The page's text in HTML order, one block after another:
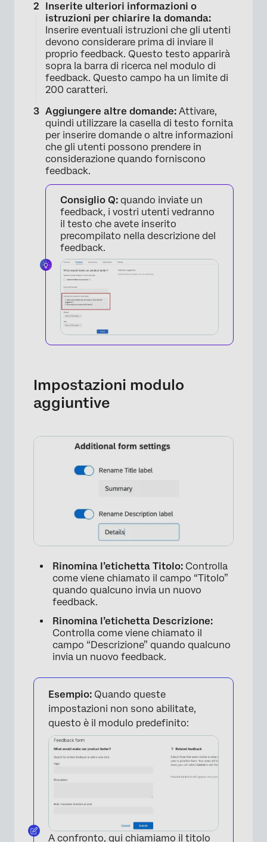
Inserite ulteriori informazioni o
istruzioni per chiarire la domanda:
Inserire eventuali istruzioni che gli utenti
devono considerare prima di inviare il
proprio feedback. Questo testo apparirà
sopra la barra di ricerca nel modulo di
feedback. Questo campo ha un limite di
200 caratteri.
Aggiungere altre domande: Attivare,
quindi utilizzare la casella di testo fornita
per inserire domande o altre informazioni
che gli utenti possono prendere in
considerazione quando forniscono
feedback.
Consiglio Q: quando inviate un
feedback, i vostri utenti vedranno
il testo che avete inserito
precompilato nella descrizione del
feedback.
×
Impostazioni modulo
aggiuntive
Rinomina l’etichetta Titolo: Controlla
come viene chiamato il campo “Titolo”
quando qualcuno invia un nuovo
feedback.
Rinomina l’etichetta Descrizione:
Controlla come viene chiamato il
campo “Descrizione” quando qualcuno
invia un nuovo feedback.
Esempio: Quando queste
impostazioni non sono abilitate,
questo è il modulo predefinito:
A confronto, qui chiamiamo il titolo